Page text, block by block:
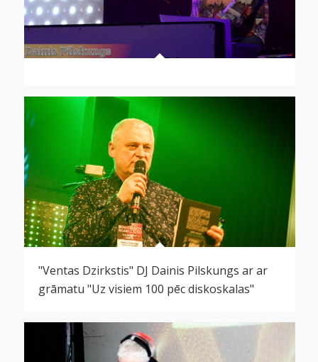
"Ventas Dzirkstis" DJ Dainis Pilskungs ar ar
grāmatu "Uz visiem 100 pēc diskoskalas"